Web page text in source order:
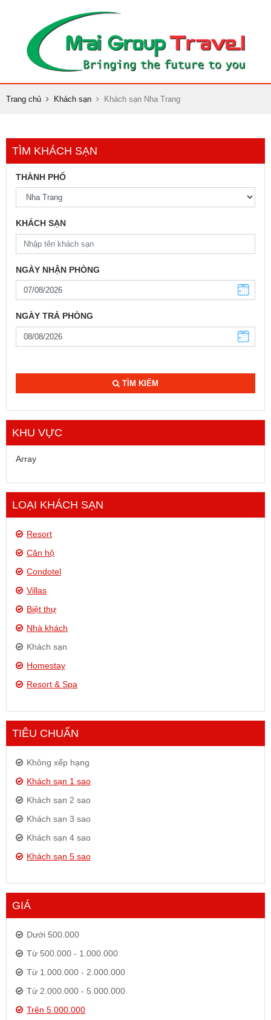
Trang chủ Khách sạn Khách sạn Nha Trang
TÌM KHÁCH SẠN
THÀNH PHỐ
KHÁCH SẠN
NGÀY NHẬN PHÒNG
NGÀY TRẢ PHÒNG
TÌM KIẾM
KHU VỰC
Array
LOẠI KHÁCH SẠN
Resort
Căn hộ
Condotel
Villas
Biệt thự
Nhà khách
Khách sạn
Homestay
Resort & Spa
TIÊU CHUẨN
Không xếp hạng
Khách sạn 1 sao
Khách sạn 2 sao
Khách sạn 3 sao
Khách sạn 4 sao
Khách sạn 5 sao
GIÁ
Dưới 500.000
Từ 500.000 - 1.000.000
Từ 1.000.000 - 2.000.000
Từ 2.000.000 - 5.000.000
Trên 5.000.000